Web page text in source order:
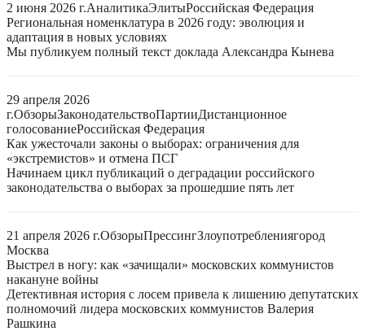
2 июня 2026 г.АналитикаЭлитыРоссийская Федерация
Региональная номенклатура в 2026 году: эволюция и
адаптация в новых условиях
Мы публикуем полный текст доклада Александра Кынева
29 апреля 2026
г.ОбзорыЗаконодательствоПартииДистанционное
голосованиеРоссийская Федерация
Как ужесточали законы о выборах: ограничения для
«экстремистов» и отмена ПСГ
Начинаем цикл публикаций о деградации российского
законодательства о выборах за прошедшие пять лет
21 апреля 2026 г.ОбзорыПрессингЗлоупотреблениягород
Москва
Выстрел в ногу: как «зачищали» московских коммунистов
накануне войны
Детективная история с лосем привела к лишению депутатских
полномочий лидера московских коммунистов Валерия
Рашкина